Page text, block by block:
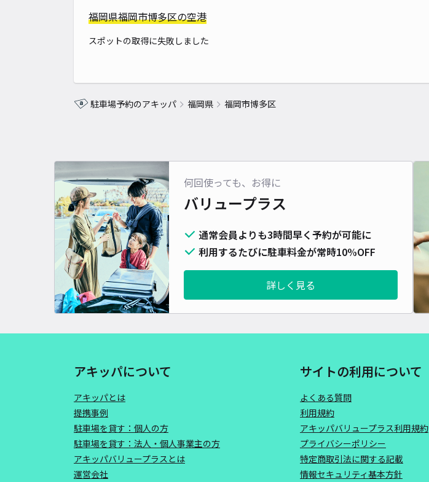
福岡県福岡市博多区の空港
スポットの取得に失敗しました
駐車場予約のアキッパ 福岡県 福岡市博多区
何回使っても、お得に
バリュープラス
通常会員よりも3時間早く予約が可能に
利用するたびに駐車料金が常時10%OFF
詳しく見る
アキッパについて
アキッパとは
提携事例
駐車場を貸す：個人の方
駐車場を貸す：法人・個人事業主の方
アキッパバリュープラスとは
運営会社
サイトの利用について
よくある質問
利用規約
アキッパバリュープラス利用規約
プライバシーポリシー
特定商取引法に関する記載
情報セキュリティ基本方針